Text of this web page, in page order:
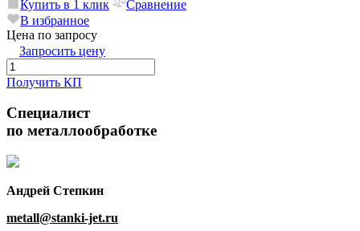
Купить в 1 клик
Сравнение
В избранное
Цена по запросу
Запросить цену
Получить КП
Специалист
по металлообработке
Андрей Степкин
metall@stanki-jet.ru